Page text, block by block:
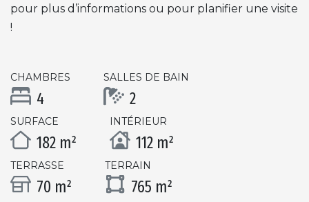
pour plus d’informations ou pour planifier une visite
!
CHAMBRES
4
SALLES DE BAIN
2
SURFACE
182 m²
INTÉRIEUR
112 m²
TERRASSE
70 m²
TERRAIN
765 m²